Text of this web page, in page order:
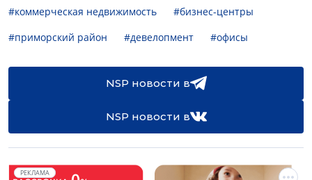
#коммерческая недвижимость
#бизнес-центры
#приморский район
#девелопмент #офисы
NSP новости в
NSP новости в
РЕКЛАМА